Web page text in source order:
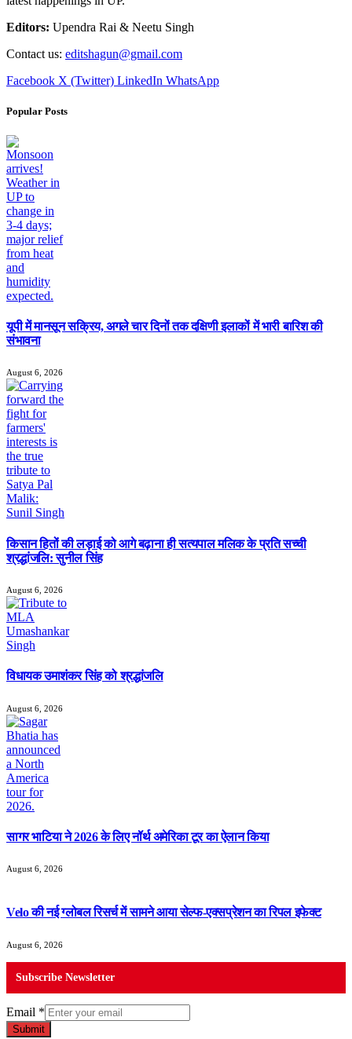
Editors: Upendra Rai & Neetu Singh
Contact us: editshagun@gmail.com
Facebook X (Twitter) LinkedIn WhatsApp
Popular Posts
यूपी में मानसून सक्रिय, अगले चार दिनों तक दक्षिणी इलाकों में भारी बारिश की
संभावना
August 6, 2026
किसान हितों की लड़ाई को आगे बढ़ाना ही सत्यपाल मलिक के प्रति सच्ची
श्रद्धांजलि: सुनील सिंह
August 6, 2026
विधायक उमाशंकर सिंह को श्रद्धांजलि
August 6, 2026
सागर भाटिया ने 2026 के लिए नॉर्थ अमेरिका टूर का ऐलान किया
August 6, 2026
Velo की नई ग्लोबल रिसर्च में सामने आया सेल्फ-एक्सप्रेशन का रिपल इफेक्ट
August 6, 2026
Subscribe Newsletter
Email *
Submit